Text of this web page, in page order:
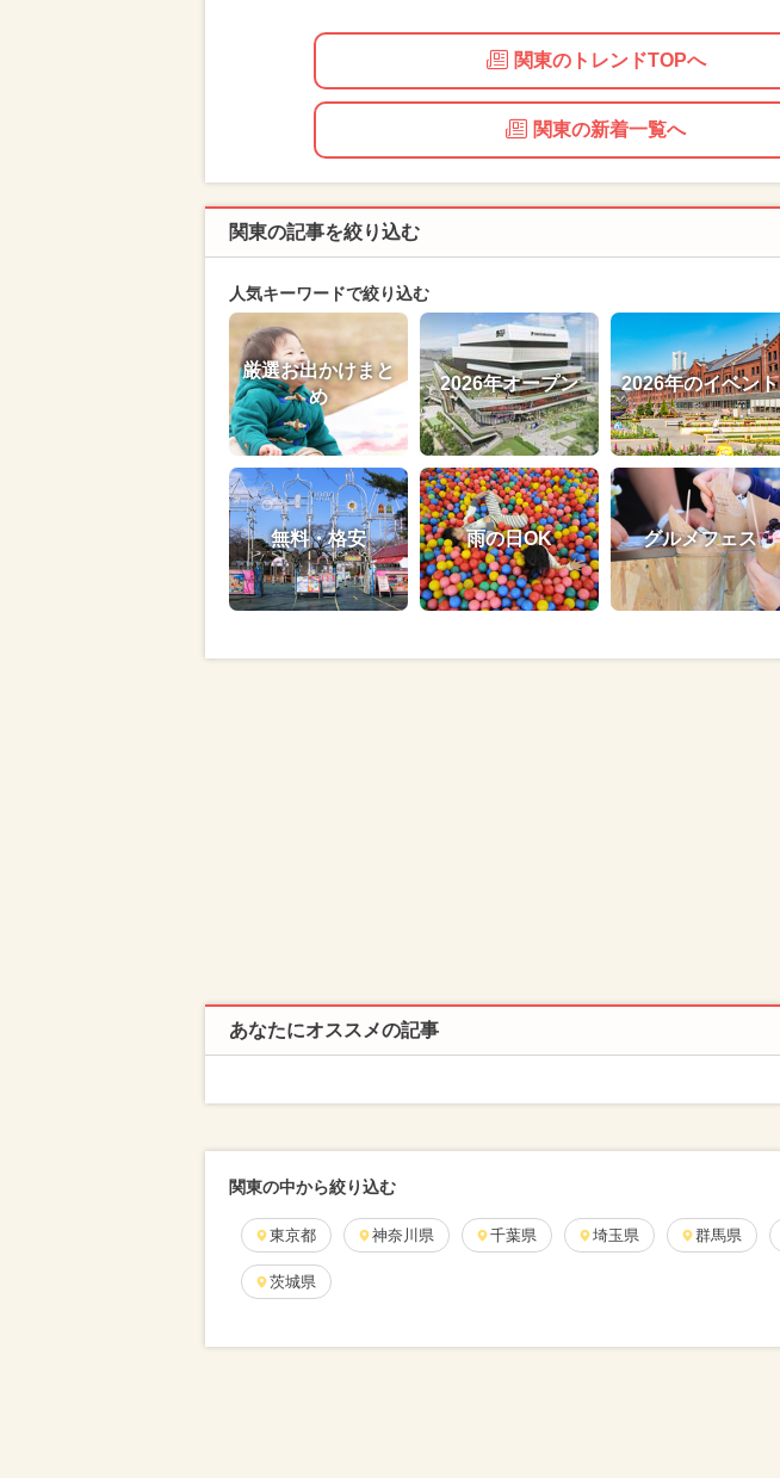
関東のトレンドTOPへ
関東の新着一覧へ
関東の記事を絞り込む
人気キーワードで絞り込む
厳選お出かけまと
め
2026年オープン 2026年のイベント
無料・格安 雨の日OK グルメフェス
あなたにオススメの記事
関東の中から絞り込む
東京都 神奈川県 千葉県 埼玉県 群馬県
茨城県